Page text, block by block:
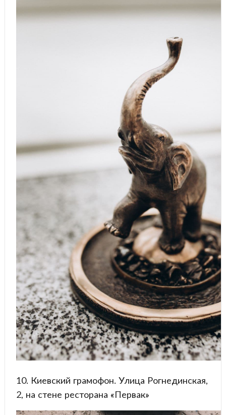
10. Киевский грамофон. Улица Рогнединская,
2, на стене ресторана «Первак»